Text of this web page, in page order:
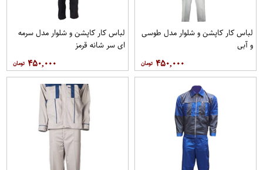
لباس کار کاپشن و شلوار مدل طوسی
و آبی
۴۵۰,۰۰۰
لباس کار کاپشن و شلوار مدل سرمه
ای سر شانه قرمز
۴۵۰,۰۰۰